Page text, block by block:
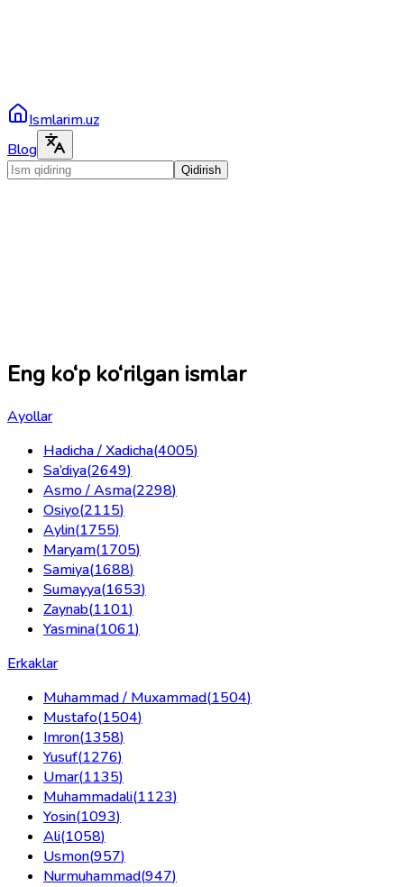
Ismlarim.uz
Blog
Qidirish
Eng ko‘p ko‘rilgan ismlar
Ayollar
Hadicha / Xadicha(4005)
Sa’diya(2649)
Asmo / Asma(2298)
Osiyo(2115)
Aylin(1755)
Maryam(1705)
Samiya(1688)
Sumayya(1653)
Zaynab(1101)
Yasmina(1061)
Erkaklar
Muhammad / Muxammad(1504)
Mustafo(1504)
Imron(1358)
Yusuf(1276)
Umar(1135)
Muhammadali(1123)
Yosin(1093)
Ali(1058)
Usmon(957)
Nurmuhammad(947)